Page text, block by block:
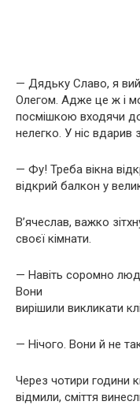
— Дядьку Славо, я
Олегом. Адже це ж і
посмішкою входячи
нелегко. У ніс вдарив
— Фу! Треба вікна
відкрий балкон у
В’ячеслав, важко
своєї кімнати.
— Навіть соромно
Вони
вирішили викликати
— Нічого. Вони й не
Через чотири години
відмили, сміття